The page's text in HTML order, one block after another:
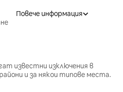
Повече информация
известни изключения в
и за някои типове места.